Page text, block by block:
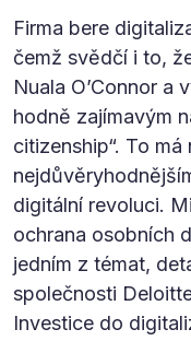
Firma bere
čemž svědčí i to,
Nuala O’Connor a
hodně zajímavým
citizenship“. To
digitální revoluci.
ochrana osobních
jedním z témat,
společnosti
Investice do